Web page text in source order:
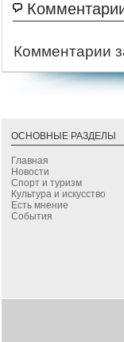
Комментарии
ОСНОВНЫЕ РАЗДЕЛЫ
Главная
Новости
Спорт и туризм
Культура и искусство
Есть мнение
События